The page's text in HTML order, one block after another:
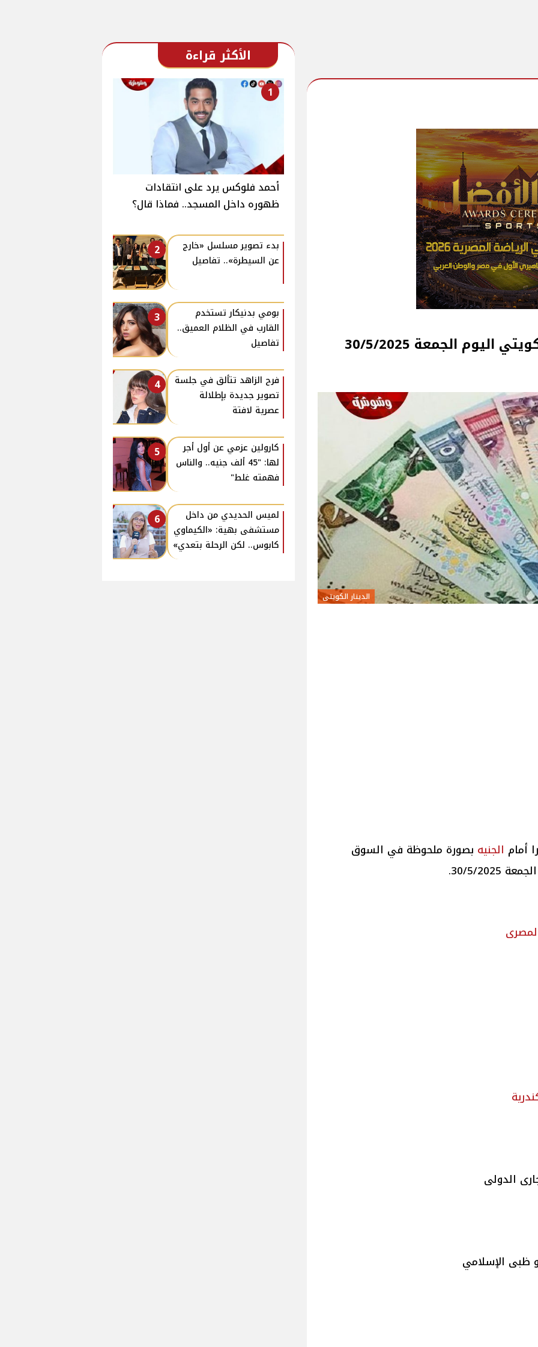
الجمعة 30/5/2025
الدينار الكويتى
أمام الجنيه بصورة ملحوظة في السوق
5/2025.
الدولى
الإسلامي
الأكثر قراءة
1
أحمد فلوكس يرد على انتقادات
ظهوره داخل المسجد.. فماذا قال؟
2
بدء تصوير مسلسل «خارج
عن السيطرة».. تفاصيل
3
بومي بدنيكار تستخدم
القارب في الظلام العميق..
تفاصيل
4
فرح الزاهد تتألق في جلسة
تصوير جديدة بإطلالة
عصرية لافتة
5
كارولين عزمي عن أول أجر
لها: "45 ألف جنيه.. والناس
فهمته غلط"
6
لميس الحديدي من داخل
مستشفى بهية: «الكيماوي
كابوس.. لكن الرحلة بتعدي»